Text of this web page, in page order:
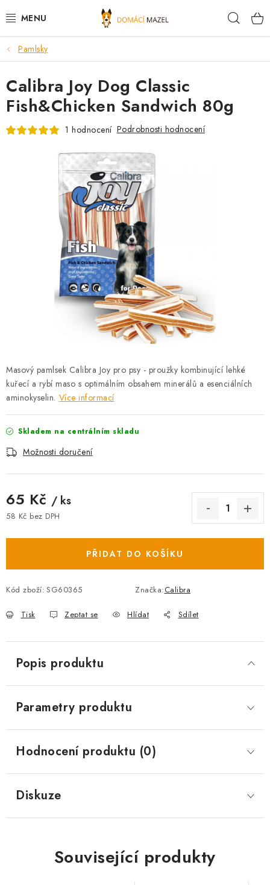
na
DOPORUČUJEME
VÝPRODEJ SKLADU
PSI
PRO CHOVATELE
HODNOCENÍ OBCHODU
DOPRAVA PO OSTRAVĚ, HLUČÍNĚ A OKOLÍ
Kontakt Možnosti dopravy
Hodnocení obchodu
Obchodní podmínky
Pamlsky
Masový pamlsek Calibra Joy pro psy - proužky kombinující lehké
kuřecí a rybí maso s optimálním obsahem minerálů a esenciálních
aminokyselin. Více informací
Skladem na centrálním skladu
Možnosti doručení
65 Kč / ks
58 Kč bez DPH
PŘIDAT DO KOŠÍKU
Kód zboží: SG60365 Značka:Calibra
Tisk Zeptat se Hlídat Sdílet
Calibra Joy Dog Classic
Fish&Chicken Sandwich 80g
1 hodnocení Podrobnosti hodnocení
Popis produktu
Parametry produktu
Hodnocení produktu (0)
Diskuze
Související produkty